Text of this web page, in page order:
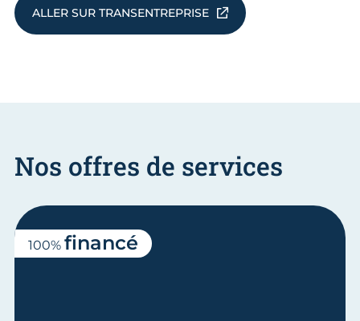
ALLER SUR TRANSENTREPRISE
Nos offres de services
100% financé